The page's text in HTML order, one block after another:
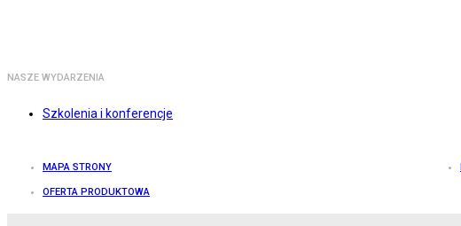
NASZE WYDARZENIA
Szkolenia i konferencje
MAPA STRONY
OFERTA PRODUKTOWA